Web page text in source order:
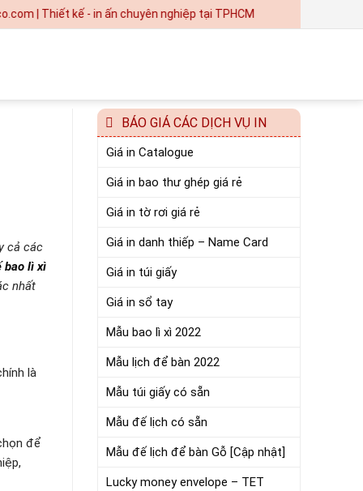
kế - in ấn chuyên nghiệp tại TPHCM
cả các
bao lì xì
nhất
là
để
BÁO GIÁ CÁC DỊCH VỤ IN
Giá in Catalogue
Giá in bao thư ghép giá rẻ
Giá in tờ rơi giá rẻ
Giá in danh thiếp – Name Card
Giá in túi giấy
Giá in sổ tay
Mẫu bao lì xì 2022
Mẫu lịch để bàn 2022
Mẫu túi giấy có sẵn
Mẫu đế lịch có sẵn
Mẫu đế lịch để bàn Gỗ [Cập nhật]
Lucky money envelope – TET